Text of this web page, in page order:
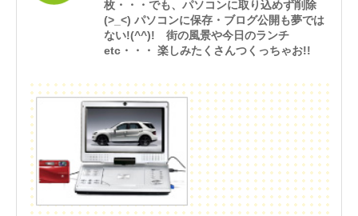
枚・・・でも、パソコンに取り込めず削除
(>_<) パソコンに保存・ブログ公開も夢では
ない!(^^)! 街の風景や今日のランチ
etc・・・ 楽しみたくさんつくっちゃお!!